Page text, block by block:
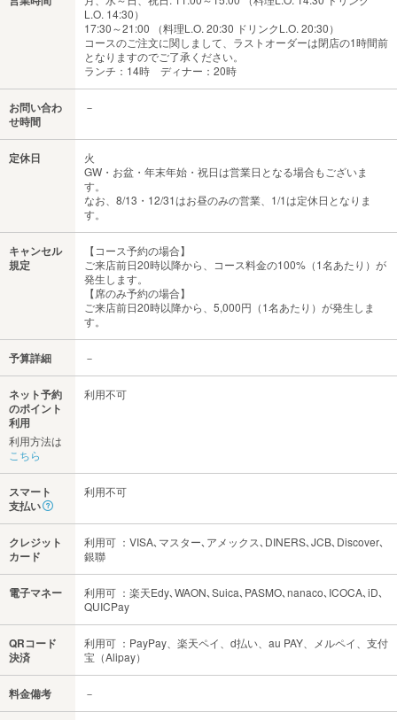
L.O. 14:30）
17:30～21:00 （料理L.O. 20:30 ドリンクL.O. 20:30）
コースのご注文に関しまして、ラストオーダーは閉店の1時間前
となりますのでご了承ください。
ランチ：14時 ディナー：20時
お問い合わ
せ時間
－
定休日
火
GW・お盆・年末年始・祝日は営業日となる場合もございま
す。
なお、8/13・12/31はお昼のみの営業、1/1は定休日となりま
す。
キャンセル
規定
【コース予約の場合】
ご来店前日20時以降から、コース料金の100%（1名あたり）が
発生します。
【席のみ予約の場合】
ご来店前日20時以降から、5,000円（1名あたり）が発生しま
す。
予算詳細 －
ネット予約
のポイント
利用
利用方法は
こちら
利用不可
スマート
支払い
利用不可
クレジット
カード
利用可 ：VISA､マスター､アメックス､DINERS､JCB､Discover､
銀聯
電子マネー
利用可 ：楽天Edy､WAON､Suica､PASMO､nanaco､ICOCA､iD､
QUICPay
QRコード
決済
利用可 ：PayPay、楽天ペイ、d払い、au PAY、メルペイ、支付
宝（Alipay）
料金備考 －